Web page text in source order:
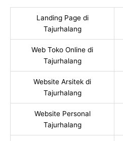
Landing Page di
Tajurhalang
Web Toko Online di
Tajurhalang
Website Arsitek di
Tajurhalang
Website Personal
Tajurhalang